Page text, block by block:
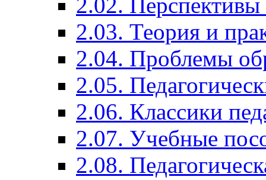
2.03. Теория и
2.04. Проблемы
2.05.
2.06. Классики
2.07. Учебные
2.08.